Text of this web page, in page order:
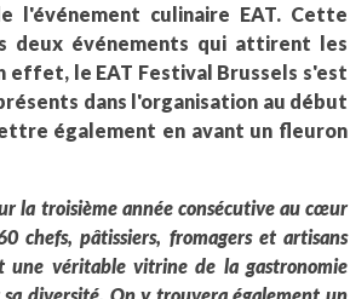
l'événement culinaire EAT. Cette
deux événements qui attirent les
effet, le EAT Festival Brussels s'est
dans l'organisation au début
également en avant un fleuron
la troisième année consécutive au cœur
chefs, pâtissiers, fromagers et artisans
une véritable vitrine de la gastronomie
diversité. On y trouvera également un